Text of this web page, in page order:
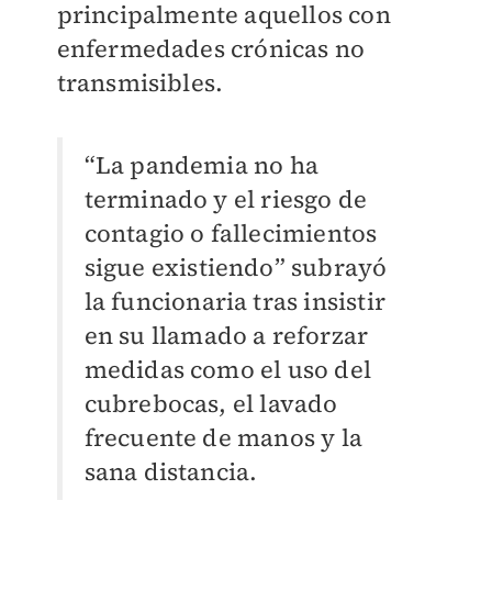
principalmente aquellos con
enfermedades crónicas no
transmisibles.
“La pandemia no ha
terminado y el riesgo de
contagio o fallecimientos
sigue existiendo” subrayó
la funcionaria tras insistir
en su llamado a reforzar
medidas como el uso del
cubrebocas, el lavado
frecuente de manos y la
sana distancia.